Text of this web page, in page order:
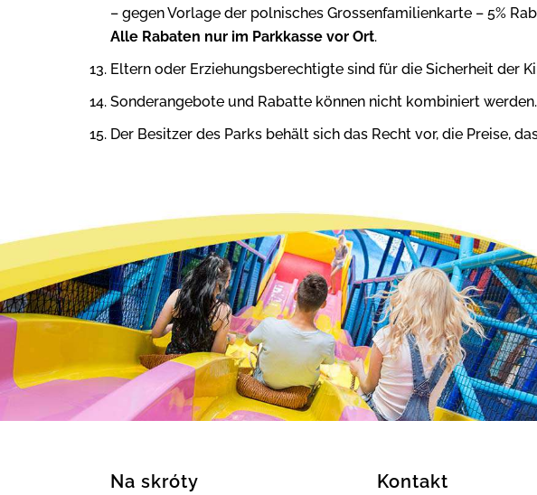
– gegen Vorlage der polnisches Grossenfamilienkarte – 5%
Alle Rabaten nur im Parkkasse vor Ort.
Eltern oder Erziehungsberechtigte sind für die Sicherheit der
Sonderangebote und Rabatte können nicht kombiniert werden.
Der Besitzer des Parks behält sich das Recht vor, die Preise,
Na skróty Kontakt